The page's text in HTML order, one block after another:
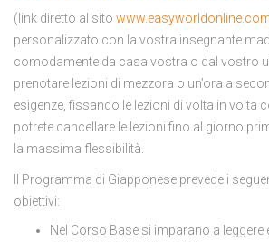
(link diretto al sito
personalizzato con la vostra insegnante
comodamente da casa vostra o dal vostro
prenotare lezioni di mezzora o un’ora a
esigenze, fissando le lezioni di volta in volta
potrete cancellare le lezioni fino al giorno
la massima flessibilità.
Il Programma di Giapponese prevede i
obiettivi:
Nel Corso Base si imparano a